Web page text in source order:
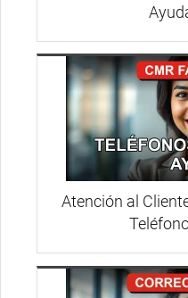
Atención al